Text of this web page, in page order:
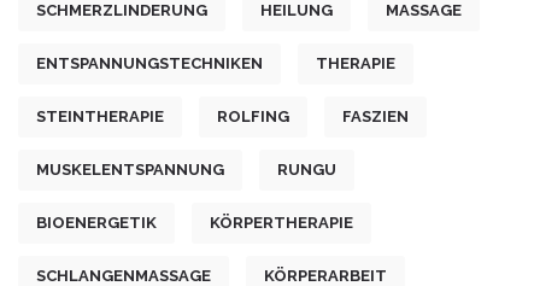
SCHMERZLINDERUNG HEILUNG MASSAGE
ENTSPANNUNGSTECHNIKEN THERAPIE
STEINTHERAPIE ROLFING FASZIEN
MUSKELENTSPANNUNG RUNGU
BIOENERGETIK KÖRPERTHERAPIE
SCHLANGENMASSAGE KÖRPERARBEIT